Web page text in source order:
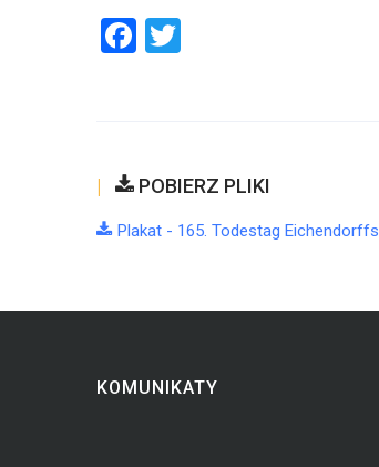
Facebook
POBIERZ PLIKI
Plakat - 165. Todestag Eichendorffs
KOMUNIKATY